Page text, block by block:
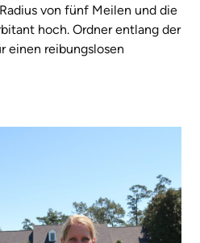
von fünf Meilen und die
hoch. Ordner entlang der
einen reibungslosen